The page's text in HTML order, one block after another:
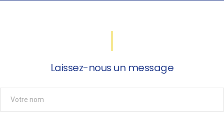
Laissez-nous un message